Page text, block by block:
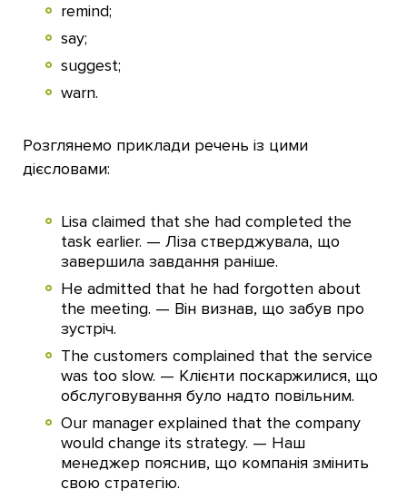
remind;
say;
suggest;
warn.
Розглянемо приклади речень із цими
дієсловами:
Lisa claimed that she had completed the
task earlier. — Ліза стверджувала, що
завершила завдання раніше.
He admitted that he had forgotten about
the meeting. — Він визнав, що забув про
зустріч.
The customers complained that the service
was too slow. — Клієнти поскаржилися, що
обслуговування було надто повільним.
Our manager explained that the company
would change its strategy. — Наш
менеджер пояснив, що компанія змінить
свою стратегію.